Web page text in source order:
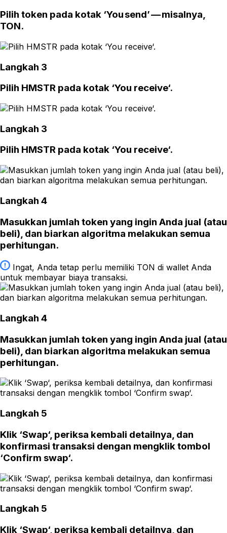
Pilih token pada kotak ‘You send’ — misalnya,
TON.
Langkah 3
Pilih HMSTR pada kotak ‘You receive‘.
Langkah 3
Pilih HMSTR pada kotak ‘You receive‘.
Langkah 4
Masukkan jumlah token yang ingin Anda jual (atau
beli), dan biarkan algoritma melakukan semua
perhitungan.
Ingat, Anda tetap perlu memiliki TON di wallet Anda
untuk membayar biaya transaksi.
Langkah 4
Masukkan jumlah token yang ingin Anda jual (atau
beli), dan biarkan algoritma melakukan semua
perhitungan.
Langkah 5
Klik ‘Swap‘, periksa kembali detailnya, dan
konfirmasi transaksi dengan mengklik tombol
‘Confirm swap‘.
Langkah 5
Klik ‘Swap‘, periksa kembali detailnya, dan